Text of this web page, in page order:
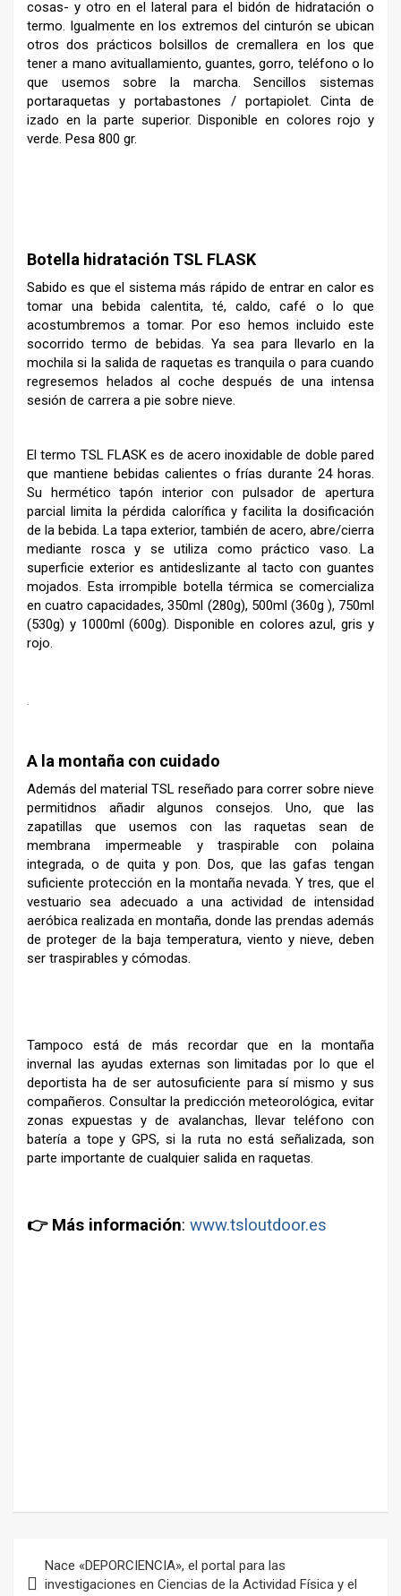
cosas- y otro en el lateral para el bidón de hidratación o
termo. Igualmente en los extremos del cinturón se ubican
otros dos prácticos bolsillos de cremallera en los que
tener a mano avituallamiento, guantes, gorro, teléfono o lo
que usemos sobre la marcha. Sencillos sistemas
portaraquetas y portabastones / portapiolet. Cinta de
izado en la parte superior. Disponible en colores rojo y
verde. Pesa 800 gr.
Botella hidratación TSL FLASK
Sabido es que el sistema más rápido de entrar en calor es
tomar una bebida calentita, té, caldo, café o lo que
acostumbremos a tomar. Por eso hemos incluido este
socorrido termo de bebidas. Ya sea para llevarlo en la
mochila si la salida de raquetas es tranquila o para cuando
regresemos helados al coche después de una intensa
sesión de carrera a pie sobre nieve.
El termo TSL FLASK es de acero inoxidable de doble pared
que mantiene bebidas calientes o frías durante 24 horas.
Su hermético tapón interior con pulsador de apertura
parcial limita la pérdida calorífica y facilita la dosificación
de la bebida. La tapa exterior, también de acero, abre/cierra
mediante rosca y se utiliza como práctico vaso. La
superficie exterior es antideslizante al tacto con guantes
mojados. Esta irrompible botella térmica se comercializa
en cuatro capacidades, 350ml (280g), 500ml (360g ), 750ml
(530g) y 1000ml (600g). Disponible en colores azul, gris y
rojo.
.
A la montaña con cuidado
Además del material TSL reseñado para correr sobre nieve
permitidnos añadir algunos consejos. Uno, que las
zapatillas que usemos con las raquetas sean de
membrana impermeable y traspirable con polaina
integrada, o de quita y pon. Dos, que las gafas tengan
suficiente protección en la montaña nevada. Y tres, que el
vestuario sea adecuado a una actividad de intensidad
aeróbica realizada en montaña, donde las prendas además
de proteger de la baja temperatura, viento y nieve, deben
ser traspirables y cómodas.
Tampoco está de más recordar que en la montaña
invernal las ayudas externas son limitadas por lo que el
deportista ha de ser autosuficiente para sí mismo y sus
compañeros. Consultar la predicción meteorológica, evitar
zonas expuestas y de avalanchas, llevar teléfono con
batería a tope y GPS, si la ruta no está señalizada, son
parte importante de cualquier salida en raquetas.
👉 Más información: www.tsloutdoor.es
de
Nace «DEPORCIENCIA», el portal para las
investigaciones en Ciencias de la Actividad Física y el